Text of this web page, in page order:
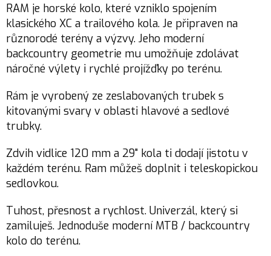
RAM je horské kolo, které vzniklo spojením
klasického XC a trailového kola. Je připraven na
různorodé terény a výzvy. Jeho moderní
backcountry geometrie mu umožňuje zdolávat
náročné výlety i rychlé projížďky po terénu.
Rám je vyrobený ze zeslabovaných trubek s
kitovanými svary v oblasti hlavové a sedlové
trubky.
Zdvih vidlice 120 mm a 29" kola ti dodají jistotu v
každém terénu. Ram můžeš doplnit i teleskopickou
sedlovkou.
Tuhost, přesnost a rychlost. Univerzál, který si
zamiluješ. Jednoduše moderní MTB / backcountry
kolo do terénu.